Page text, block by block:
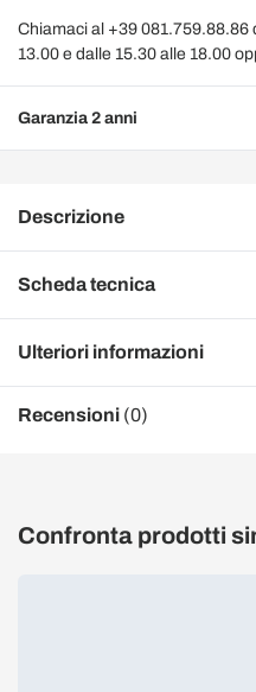
Chiamaci al +39 081.759.88.86
13.00 e dalle 15.30 alle 18.00
Garanzia 2 anni
Descrizione
Scheda tecnica
Ulteriori informazioni
Recensioni (0)
Confronta prodotti